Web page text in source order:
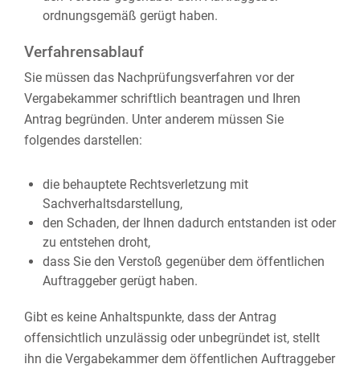
ordnungsgemäß gerügt haben.
Verfahrensablauf
Sie müssen das Nachprüfungsverfahren vor der
Vergabekammer schriftlich beantragen und Ihren
Antrag begründen. Unter anderem müssen Sie
folgendes darstellen:
die behauptete Rechtsverletzung mit
Sachverhaltsdarstellung,
den Schaden, der Ihnen dadurch entstanden ist oder
zu entstehen droht,
dass Sie den Verstoß gegenüber dem öffentlichen
Auftraggeber gerügt haben.
Gibt es keine Anhaltspunkte, dass der Antrag
offensichtlich unzulässig oder unbegründet ist, stellt
ihn die Vergabekammer dem öffentlichen Auftraggeber